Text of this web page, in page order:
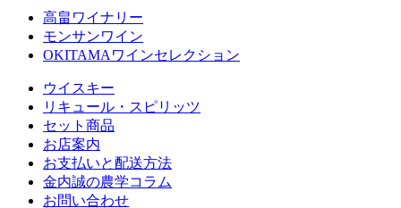
高畠ワイナリー
モンサンワイン
OKITAMAワインセレクション
ウイスキー
リキュール・スピリッツ
セット商品
お店案内
お支払いと配送方法
金内誠の農学コラム
お問い合わせ